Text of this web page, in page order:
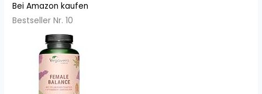
Bei Amazon kaufen
Bestseller Nr. 10